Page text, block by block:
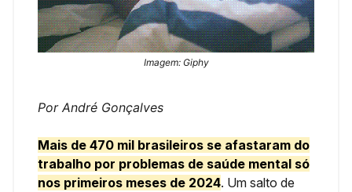
Imagem: Giphy
Por André Gonçalves
Mais de 470 mil brasileiros se afastaram do
trabalho por problemas de saúde mental só
nos primeiros meses de 2024. Um salto de